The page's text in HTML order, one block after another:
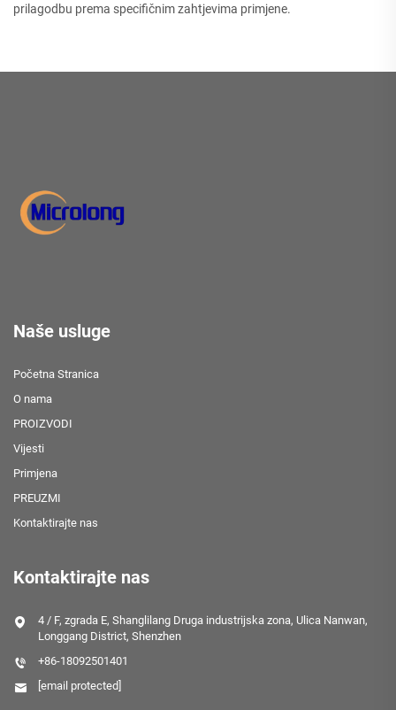
prilagodbu prema specifičnim zahtjevima primjene.
Naše usluge
Početna Stranica
O nama
PROIZVODI
Vijesti
Primjena
PREUZMI
Kontaktirajte nas
Kontaktirajte nas
4 / F, zgrada E, Shanglilang Druga industrijska zona, Ulica Nanwan,
Longgang District, Shenzhen
+86-18092501401
[email protected]